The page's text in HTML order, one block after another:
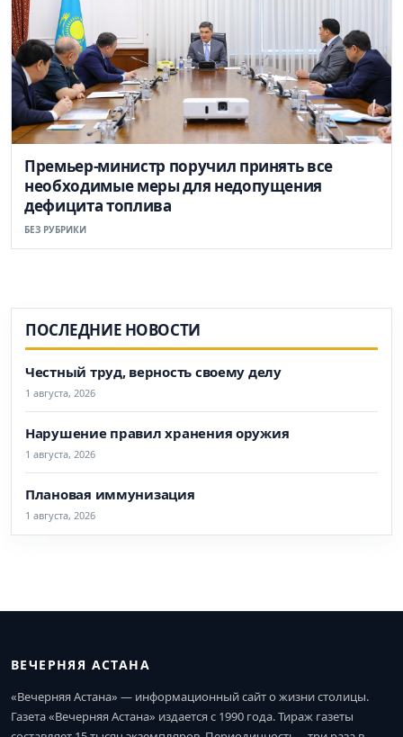
Премьер-министр поручил принять все
необходимые меры для недопущения
дефицита топлива
БЕЗ РУБРИКИ
ПОСЛЕДНИЕ НОВОСТИ
Честный труд, верность своему делу
1 августа, 2026
Нарушение правил хранения оружия
1 августа, 2026
Плановая иммунизация
1 августа, 2026
ВЕЧЕРНЯЯ АСТАНА
«Вечерняя Астана» — информационный сайт о жизни столицы.
Газета «Вечерняя Астана» издается с 1990 года. Тираж газеты